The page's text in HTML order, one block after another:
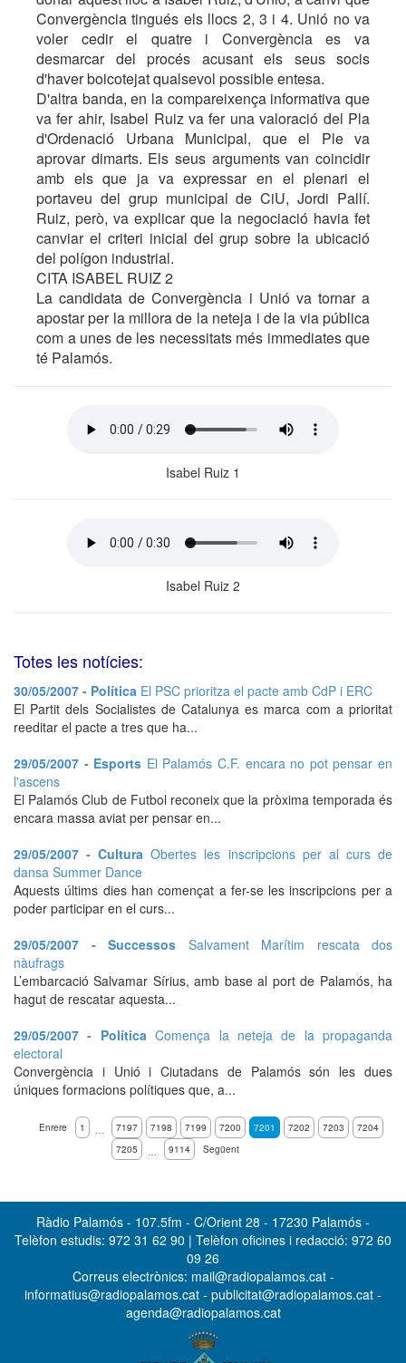
Convergència tingués els llocs 2, 3 i 4. Unió no va
voler cedir el quatre i Convergència es va
desmarcar del procés acusant els seus socis
d'haver boicotejat qualsevol possible entesa.
D'altra banda, en la compareixença informativa que
va fer ahir, Isabel Ruiz va fer una valoració del Pla
d'Ordenació Urbana Municipal, que el Ple va
aprovar dimarts. Els seus arguments van coincidir
amb els que ja va expressar en el plenari el
portaveu del grup municipal de CiU, Jordi Pallí.
Ruiz, però, va explicar que la negociació havia fet
canviar el criteri inicial del grup sobre la ubicació
del polígon industrial.
CITA ISABEL RUIZ 2
La candidata de Convergència i Unió va tornar a
apostar per la millora de la neteja i de la via pública
com a unes de les necessitats més immediates que
té Palamós.
Isabel Ruiz 1
Isabel Ruiz 2
Totes les notícies:
30/05/2007 - Política El PSC prioritza el pacte amb CdP i ERC
El Partit dels Socialistes de Catalunya es marca com a prioritat
reeditar el pacte a tres que ha...
29/05/2007 - Esports El Palamós C.F. encara no pot pensar en
l'ascens
El Palamós Club de Futbol reconeix que la pròxima temporada és
encara massa aviat per pensar en...
29/05/2007 - CulturaObertes les inscripcions per al curs de
dansa Summer Dance
Aquests últims dies han començat a fer-se les inscripcions per a
poder participar en el curs...
29/05/2007 - Successos Salvament Marítim rescata dos
nàufrags
L’embarcació Salvamar Sírius, amb base al port de Palamós, ha
hagut de rescatar aquesta...
29/05/2007 - PolíticaComença la neteja de la propaganda
electoral
Convergència i Unió i Ciutadans de Palamós són les dues
úniques formacions polítiques que, a...
Enrere 1 … 7197 7198 7199 7200 7201 7202 7203
7204
7205
… 9114 Següent
Ràdio Palamós - 107.5fm - C/Orient 28 - 17230 Palamós -
Telèfon estudis: 972 31 62 90 | Telèfon oficines i redacció: 972 60
09 26
Correus electrònics: mail@radiopalamos.cat -
informatius@radiopalamos.cat - publicitat@radiopalamos.cat -
agenda@radiopalamos.cat